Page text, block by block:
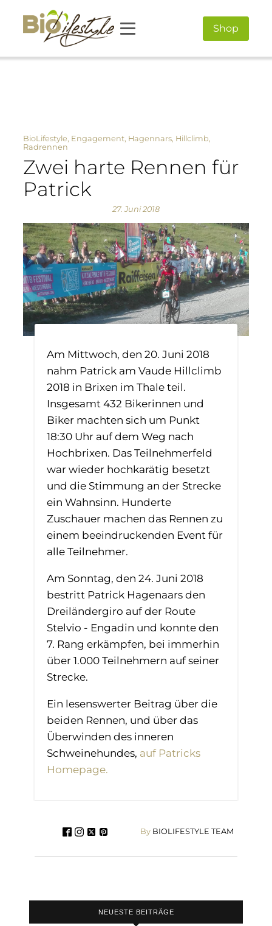
Shop
BioLifestyle, Engagement, Hagennars, Hillclimb,
Radrennen
Zwei harte Rennen für
Patrick
27. Juni 2018
Am Mittwoch, den 20. Juni 2018
nahm Patrick am Vaude Hillclimb
2018 in Brixen im Thale teil.
Insgesamt 432 Bikerinnen und
Biker machten sich um Punkt
18:30 Uhr auf dem Weg nach
Hochbrixen. Das Teilnehmerfeld
war wieder hochkarätig besetzt
und die Stimmung an der Strecke
ein Wahnsinn. Hunderte
Zuschauer machen das Rennen zu
einem beeindruckenden Event für
alle Teilnehmer.
Am Sonntag, den 24. Juni 2018
bestritt Patrick Hagenaars den
Dreiländergiro auf der Route
Stelvio - Engadin und konnte den
7. Rang erkämpfen, bei immerhin
über 1.000 Teilnehmern auf seiner
Strecke.
Ein lesenswerter Beitrag über die
beiden Rennen, und über das
Überwinden des inneren
Schweinehundes, auf Patricks
Homepage.
ByBIOLIFESTYLE TEAM
NEUESTE BEITRÄGE